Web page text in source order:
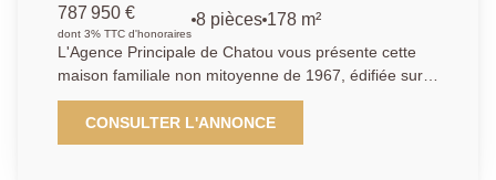
787 950 €
dont 3% TTC d'honoraires
8 pièces 178 m²
L'Agence Principale de Chatou vous présente cette
maison familiale non mitoyenne de 1967, édifiée sur
une parcelle de 684 m² et offrant 232 m² de surface
habitable, à seulement 24 minutes à pied de la gare
Vésinet Centre à proximité immédiate des écoles et
CONSULTER L'ANNONCE